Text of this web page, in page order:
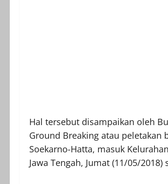
Hal tersebut disampaikan oleh
Ground Breaking atau peletakan
Soekarno-Hatta, masuk
Jawa Tengah, Jumat (11/05/2018)